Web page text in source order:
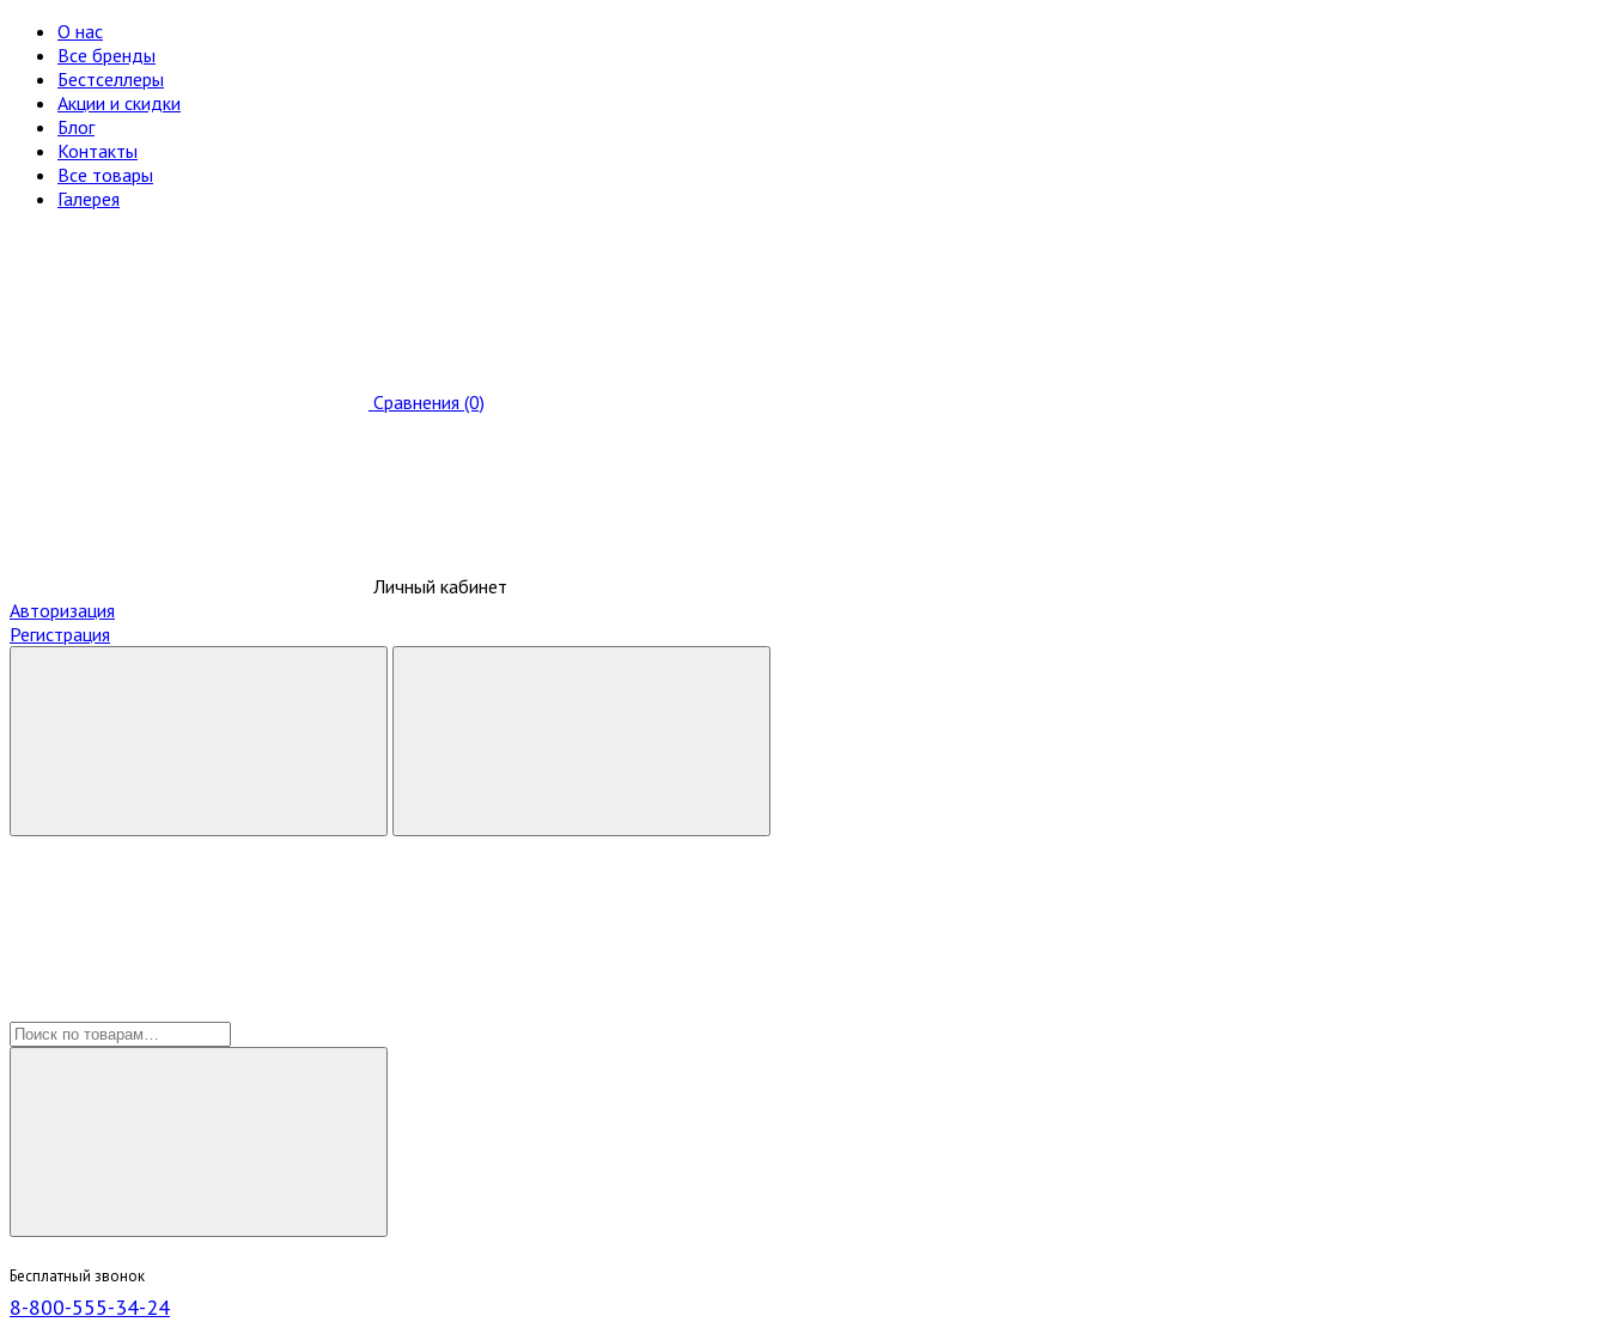
О нас
Все бренды
Бестселлеры
Акции и скидки
Блог
Контакты
Все товары
Галерея
Сравнения (0)
Личный кабинет
Авторизация
Регистрация
Бесплатный звонок
8-800-555-34-24